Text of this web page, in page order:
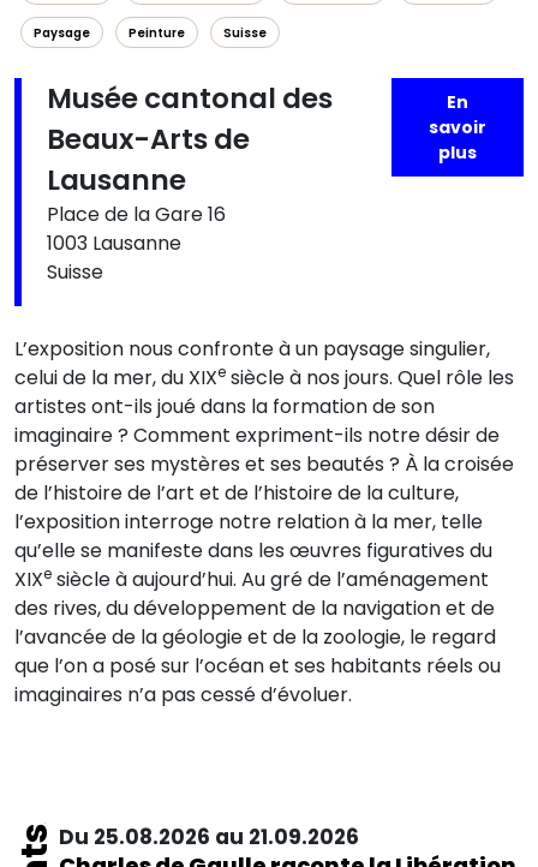
Paysage Peinture Suisse
Musée cantonal des
Beaux-Arts de
Lausanne
Place de la Gare 16
1003 Lausanne
Suisse
En
savoir
plus
L’exposition nous confronte à un paysage singulier,
celui de la mer, du XIXe siècle à nos jours. Quel rôle les
artistes ont-ils joué dans la formation de son
imaginaire ? Comment expriment-ils notre désir de
préserver ses mystères et ses beautés ? À la croisée
de l’histoire de l’art et de l’histoire de la culture,
l’exposition interroge notre relation à la mer, telle
qu’elle se manifeste dans les œuvres figuratives du
XIXe siècle à aujourd’hui. Au gré de l’aménagement
des rives, du développement de la navigation et de
l’avancée de la géologie et de la zoologie, le regard
que l’on a posé sur l’océan et ses habitants réels ou
imaginaires n’a pas cessé d’évoluer.
Du 25.08.2026 au 21.09.2026